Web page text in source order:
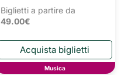
Biglietti a partire da
49.00€
Musica